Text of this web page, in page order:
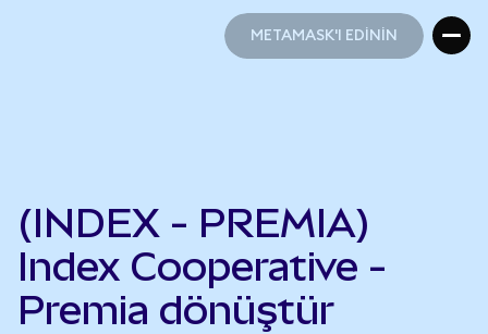
METAMASK'I EDİNİN
(INDEX - PREMIA)
Index Cooperative -
Premia dönüştür